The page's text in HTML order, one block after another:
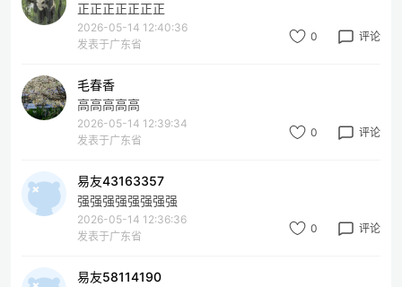
正正正正正正正
2026-05-14 12:40:36
发表于广东省
0 评论
毛春香
高高高高高
2026-05-14 12:39:34
发表于广东省
0 评论
易友43163357
强强强强强强强强
2026-05-14 12:36:36
发表于广东省
0 评论
易友58114190